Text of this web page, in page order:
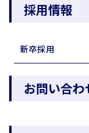
採用情報
新卒採用
お問い合わ